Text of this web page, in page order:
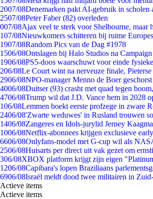
2007/08Denemarken pakt AI-gebruik in scholen
2507/08Peter Faber (82) overleden
007/08Ajax veel te sterk voor Shelbourne, maar
107/08Nieuwkomers schitteren bij ruime
1907/08Random Pics van de Dag #1978
1506/08Ontslagen bij Halo Studios na
1906/08PS5-doos waarschuwt voor einde
206/08Le Court wint na nerveuze finale, Pieterse
2906/08NPO-manager Menno de Boer
4006/08Duitser (93) crasht met quad tegen
4706/08Trump wil dat J.D. Vance hem in 2028
106/08Lemmen boekt eerste profzege in zware
2406/08'Zwarte weduwes' in Rusland trouwen
1406/08Zangeres en Idols-jurylid Jerney
1006/08Netflix-abonnees krijgen exclusieve
6606/08Onlyfans-model met G-cup wil als
2506/08Huisarts per direct uit vak gezet om
306/08XBOX platform krijgt zijn eigen
1206/08Capibara's lopen Braziliaans
6906/08Israël meldt dood twee militairen in
Actieve items
Actieve items